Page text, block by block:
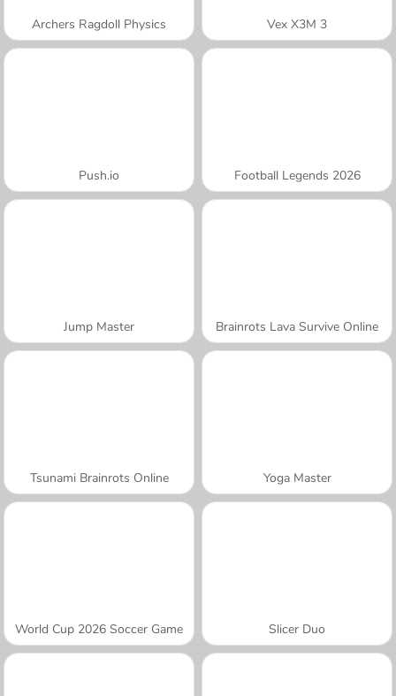
Archers Ragdoll Physics Vex X3M 3
Push.io Football Legends 2026
Jump Master Brainrots Lava Survive Online
Tsunami Brainrots Online Yoga Master
World Cup 2026 Soccer Game Slicer Duo